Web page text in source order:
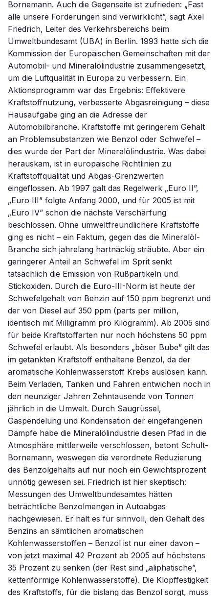
Bornemann. Auch die Gegenseite ist zufrieden: „Fast
alle unsere Forderungen sind verwirklicht”, sagt Axel
Friedrich, Leiter des Verkehrsbereichs beim
Umweltbundesamt (UBA) in Berlin. 1993 hatte sich die
Kommission der Europäischen Gemeinschaften mit der
Automobil- und Mineralölindustrie zusammengesetzt,
um die Luftqualität in Europa zu verbessern. Ein
Aktionsprogramm war das Ergebnis: Effektivere
Kraftstoffnutzung, verbesserte Abgasreinigung – diese
Hausaufgabe ging an die Adresse der
Automobilbranche. Kraftstoffe mit geringerem Gehalt
an Problemsubstanzen wie Benzol oder Schwefel –
dies wurde der Part der Mineralölindustrie. Was dabei
herauskam, ist in europäische Richtlinien zu
Kraftstoffqualität und Abgas-Grenzwerten
eingeflossen. Ab 1997 galt das Regelwerk „Euro II”,
„Euro III” folgte Anfang 2000, und für 2005 ist mit
„Euro IV” schon die nächste Verschärfung
beschlossen. Ohne umweltfreundlichere Kraftstoffe
ging es nicht – ein Faktum, gegen das die Mineralöl-
Branche sich jahrelang hartnäckig sträubte. Aber ein
geringerer Anteil an Schwefel im Sprit senkt
tatsächlich die Emission von Rußpartikeln und
Stickoxiden. Durch die Euro-III-Norm ist heute der
Schwefelgehalt von Benzin auf 150 ppm begrenzt und
der von Diesel auf 350 ppm (parts per million,
identisch mit Milligramm pro Kilogramm). Ab 2005 sind
für beide Kraftstoffarten nur noch höchstens 50 ppm
Schwefel erlaubt. Als besonders „böser Bube” gilt das
im getankten Kraftstoff enthaltene Benzol, da der
aromatische Kohlenwasserstoff Krebs auslösen kann.
Beim Verladen, Tanken und Fahren entwichen noch in
den neunziger Jahren Zehntausende von Tonnen
jährlich in die Umwelt. Durch Saugrüssel,
Gaspendelung und Kondensation der eingefangenen
Dämpfe habe die Mineralölindustrie diesen Pfad in die
Atmosphäre mittlerweile verschlossen, betont Schult-
Bornemann, weswegen die verordnete Reduzierung
des Benzolgehalts auf nur noch ein Gewichtsprozent
unnötig gewesen sei. Friedrich ist hier skeptisch:
Messungen des Umweltbundesamtes hätten
beträchtliche Benzolmengen in Autoabgas
nachgewiesen. Er hält es für sinnvoll, den Gehalt des
Benzins an sämtlichen aromatischen
Kohlenwasserstoffen – Benzol ist nur einer davon –
von jetzt maximal 42 Prozent ab 2005 auf höchstens
35 Prozent zu senken (der Rest sind „aliphatische”,
kettenförmige Kohlenwasserstoffe). Die Klopffestigkeit
des Kraftstoffs, für die bislang das Benzol sorgt, muss